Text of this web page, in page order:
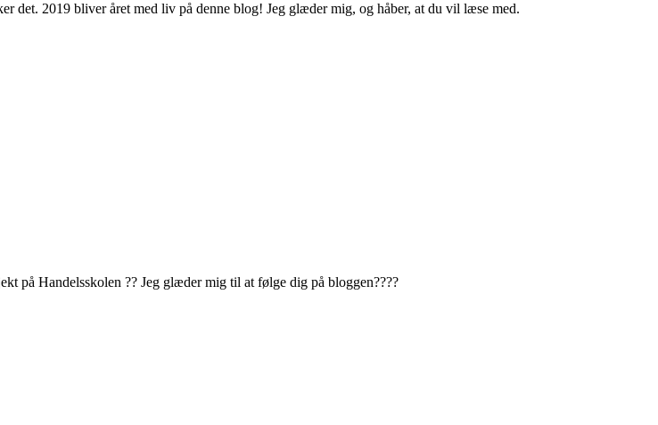
det. 2019 bliver året med liv på denne blog! Jeg glæder mig, og håber, at du vil læse med.
Handelsskolen ?? Jeg glæder mig til at følge dig på bloggen????